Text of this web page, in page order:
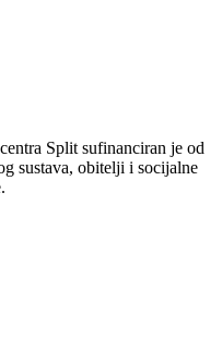
Split sufinanciran je od
sustava, obitelji i socijalne